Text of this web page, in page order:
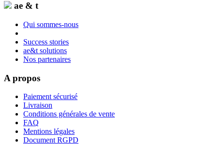
ae & t
Qui sommes-nous
Success stories
ae&t solutions
Nos partenaires
A propos
Paiement sécurisé
Livraison
Conditions générales de vente
FAQ
Mentions légales
Document RGPD